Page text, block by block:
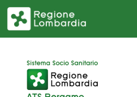
Salta al contenuto principale